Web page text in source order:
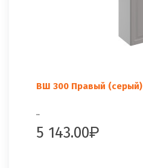
ВШ 300 Правый (серый)
..
5 143.00